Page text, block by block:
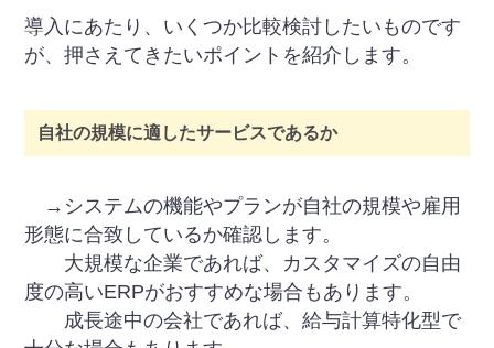
導入にあたり、いくつか比較検討したいものです
が、押さえてきたいポイントを紹介します。
自社の規模に適したサービスであるか
→システムの機能やプランが自社の規模や雇用
形態に合致しているか確認します。
大規模な企業であれば、カスタマイズの自由
度の高いERPがおすすめな場合もあります。
成長途中の会社であれば、給与計算特化型で